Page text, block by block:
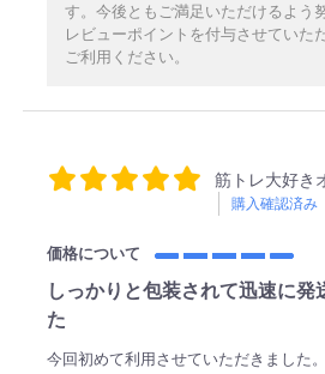
す。今後ともご満足いただけるよう
レビューポイントを付与させていた
ご利用ください。
筋トレ大好き
購入確認済み
価格について
しっかりと包装されて迅速に発
た
今回初めて利用させていただきました。